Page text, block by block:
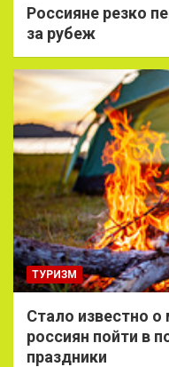
Россияне резко
за рубеж
ТУРИЗМ
Стало известно
россиян пойти в
праздники